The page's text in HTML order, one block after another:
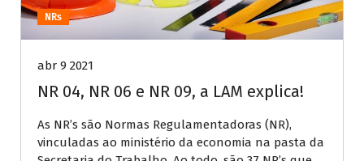
NRs
abr 9 2021
NR 04, NR 06 e NR 09, a LAM explica!
As NR’s são Normas Regulamentadoras (NR),
vinculadas ao ministério da economia na pasta da